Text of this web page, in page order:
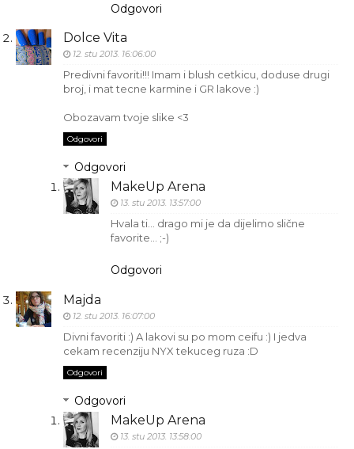
Odgovori
Dolce Vita
12. stu 2013. 16:06:00
Predivni favoriti!!! Imam i blush cetkicu, doduse drugi
broj, i mat tecne karmine i GR lakove :)
Obozavam tvoje slike <3
Odgovori
Odgovori
MakeUp Arena
13. stu 2013. 13:57:00
Hvala ti… drago mi je da dijelimo slične
favorite… ;-)
Odgovori
Majda
12. stu 2013. 16:07:00
Divni favoriti :) A lakovi su po mom ceifu :) I jedva
cekam recenziju NYX tekuceg ruza :D
Odgovori
Odgovori
MakeUp Arena
13. stu 2013. 13:58:00